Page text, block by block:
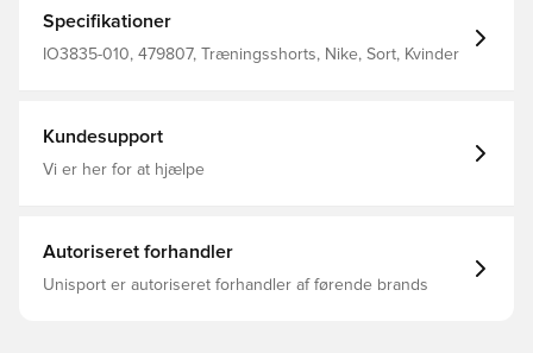
vigtige småting inden for rækkevidde, og et snoretræk
giver dig mulighed for at stramme op, når du er klar til at
løbe videre.
Specifikationer
IO3835-010, 479807, Træningsshorts, Nike, Sort, Kvinder
Kundesupport
Vi er her for at hjælpe
Autoriseret forhandler
Unisport er autoriseret forhandler af førende brands